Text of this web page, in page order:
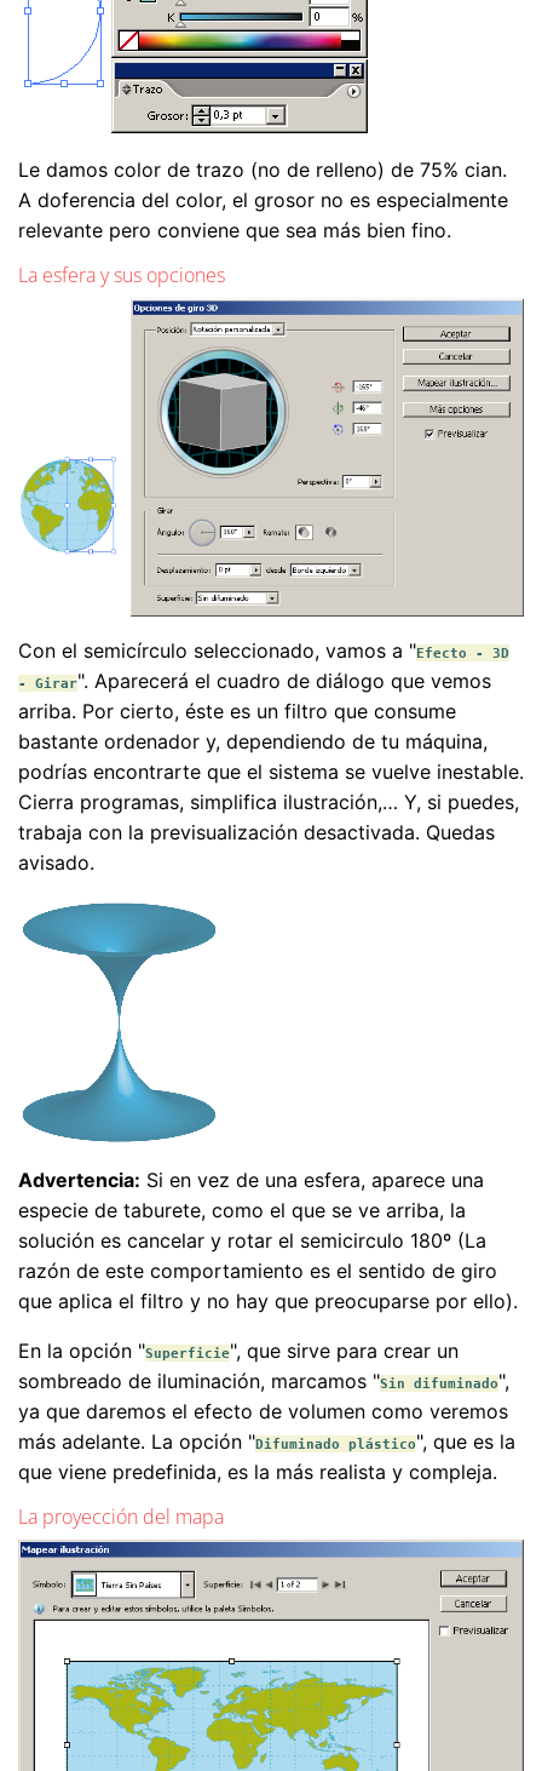
Le damos color de trazo (no de relleno) de 75% cian.
A doferencia del color, el grosor no es especialmente
relevante pero conviene que sea más bien fino.
La esfera y sus opciones
Con el semicírculo seleccionado, vamos a "Efecto - 3D
- Girar". Aparecerá el cuadro de diálogo que vemos
arriba. Por cierto, éste es un filtro que consume
bastante ordenador y, dependiendo de tu máquina,
podrías encontrarte que el sistema se vuelve inestable.
Cierra programas, simplifica ilustración,… Y, si puedes,
trabaja con la previsualización desactivada. Quedas
avisado.
Advertencia: Si en vez de una esfera, aparece una
especie de taburete, como el que se ve arriba, la
solución es cancelar y rotar el semicirculo 180º (La
razón de este comportamiento es el sentido de giro
que aplica el filtro y no hay que preocuparse por ello).
En la opción "Superficie", que sirve para crear un
sombreado de iluminación, marcamos "Sin difuminado",
ya que daremos el efecto de volumen como veremos
más adelante. La opción "Difuminado plástico", que es la
que viene predefinida, es la más realista y compleja.
La proyección del mapa